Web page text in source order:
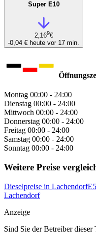
Super E10
2,169€
-0,04 € heute vor 17 min.
Montag 00:00 - 24:00
Dienstag 00:00 - 24:00
Mittwoch 00:00 - 24:00
Donnerstag 00:00 - 24:00
Freitag 00:00 - 24:00
Samstag 00:00 - 24:00
Sonntag 00:00 - 24:00
Weitere Preise
Dieselpreise in Lachendorf
Lachendorf
Anzeige
Sind Sie der Betreiber dieser